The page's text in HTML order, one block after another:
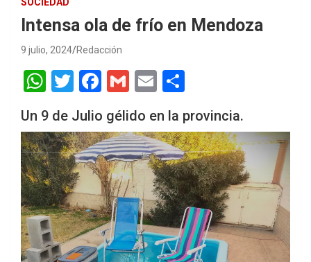
Intensa ola de frío en Mendoza
9 julio, 2024 Redacción
W
h
at
s
A
p
p
T
wi
tt
er
F
ce
b
o
o
k
G
m
ail
E
m
ail ar
e
Un 9 de Julio gélido en la provincia.